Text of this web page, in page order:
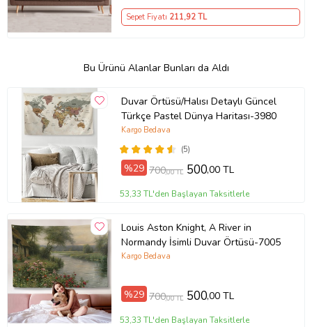
Sepet Fiyatı 211,92 TL
Bu Ürünü Alanlar Bunları da Aldı
Duvar Örtüsü/Halısı Detaylı Güncel
Türkçe Pastel Dünya Haritası-3980
(5)
Kargo Bedava
%29 700,00 TL 500,00 TL
53,33 TL'den Başlayan Taksitlerle
Louis Aston Knight, A River in
Normandy İsimli Duvar Örtüsü-7005
Kargo Bedava
%29 700,00 TL 500,00 TL
53,33 TL'den Başlayan Taksitlerle